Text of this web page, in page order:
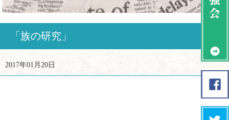
「族の研究」
2017年01月20日